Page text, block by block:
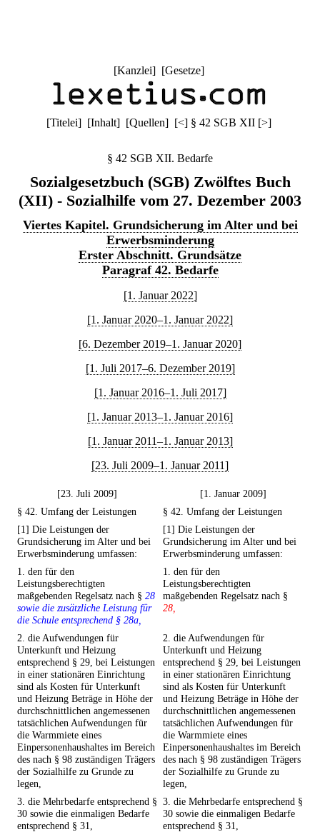
[Kanzlei] [Gesetze]
[Titelei] [Inhalt] [Quellen] [<] § 42 SGB XII [>]
§ 42 SGB XII. Bedarfe
Sozialgesetzbuch (SGB) Zwölftes Buch
(XII) - Sozialhilfe vom 27. Dezember 2003
Viertes Kapitel. Grundsicherung im Alter und bei
Erwerbsminderung
Erster Abschnitt. Grundsätze
Paragraf 42. Bedarfe
[1. Januar 2022]
[1. Januar 2020–1. Januar 2022]
[6. Dezember 2019–1. Januar 2020]
[1. Juli 2017–6. Dezember 2019]
[1. Januar 2016–1. Juli 2017]
[1. Januar 2013–1. Januar 2016]
[1. Januar 2011–1. Januar 2013]
[23. Juli 2009–1. Januar 2011]
[23. Juli 2009]
[1. Januar 2009]
§ 42. Umfang der Leistungen
§ 42. Umfang der Leistungen
[1] Die Leistungen der
Grundsicherung im Alter und bei
Erwerbsminderung umfassen:
[1] Die Leistungen der
Grundsicherung im Alter und bei
Erwerbsminderung umfassen:
1. den für den
Leistungsberechtigten
maßgebenden Regelsatz nach § 28
sowie die zusätzliche Leistung für
die Schule entsprechend § 28a,
1. den für den
Leistungsberechtigten
maßgebenden Regelsatz nach §
28,
2. die Aufwendungen für
Unterkunft und Heizung
entsprechend § 29, bei Leistungen
in einer stationären Einrichtung
sind als Kosten für Unterkunft
und Heizung Beträge in Höhe der
durchschnittlichen angemessenen
tatsächlichen Aufwendungen für
die Warmmiete eines
Einpersonenhaushaltes im Bereich
des nach § 98 zuständigen Trägers
der Sozialhilfe zu Grunde zu
legen,
2. die Aufwendungen für
Unterkunft und Heizung
entsprechend § 29, bei Leistungen
in einer stationären Einrichtung
sind als Kosten für Unterkunft
und Heizung Beträge in Höhe der
durchschnittlichen angemessenen
tatsächlichen Aufwendungen für
die Warmmiete eines
Einpersonenhaushaltes im Bereich
des nach § 98 zuständigen Trägers
der Sozialhilfe zu Grunde zu
legen,
3. die Mehrbedarfe entsprechend §
30 sowie die einmaligen Bedarfe
entsprechend § 31,
3. die Mehrbedarfe entsprechend §
30 sowie die einmaligen Bedarfe
entsprechend § 31,